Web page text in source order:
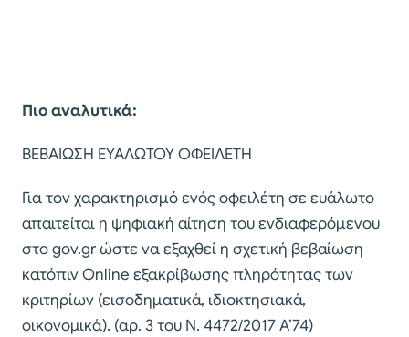
Πιο αναλυτικά:
ΒΕΒΑΙΩΣΗ ΕΥΑΛΩΤΟΥ ΟΦΕΙΛΕΤΗ
Για τον χαρακτηρισμό ενός οφειλέτη σε ευάλωτο
απαιτείται η ψηφιακή αίτηση του ενδιαφερόμενου
στο gov.gr ώστε να εξαχθεί η σχετική βεβαίωση
κατόπιν Online εξακρίβωσης πληρότητας των
κριτηρίων (εισοδηματικά, ιδιοκτησιακά,
οικονομικά). (αρ. 3 του Ν. 4472/2017 Α’74)